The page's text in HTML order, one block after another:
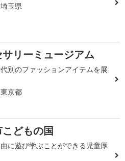
玉県
サリーミュージアム
別のファッションアイテムを展
京都
どもの国
に遊び学ぶことができる児童厚